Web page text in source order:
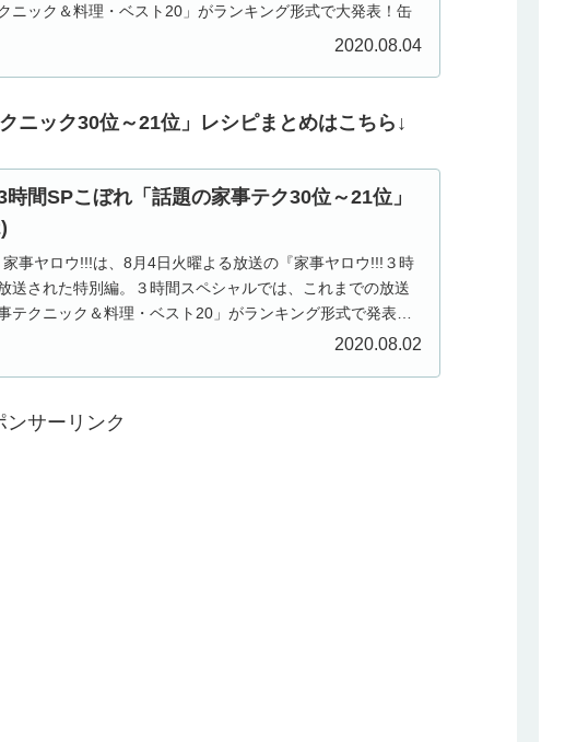
ニック＆料理・ベスト20」がランキング形式で大発表！缶
さんも大絶賛の「みりん+生クリーム」だけでできる絶品ス
2020.08.04
ニック30位～21位」レシピまとめはこちら↓
時間SPこぼれ「話題の家事テク30位～21位」
事ヤロウ!!!は、8月4日火曜よる放送の『家事ヤロウ!!!３時
送された特別編。３時間スペシャルでは、これまでの放送
テクニック＆料理・ベスト20」がランキング形式で発表さ
2020.08.02
ンサーリンク